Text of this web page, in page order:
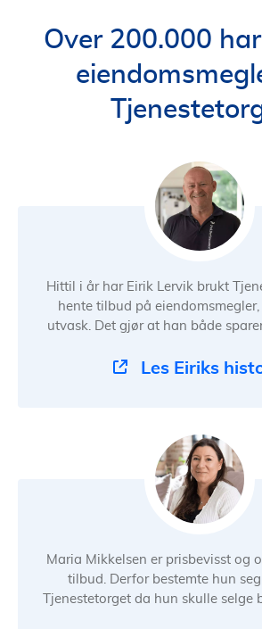
Over 200.000
Hittil i år har Eirik Lervik brukt
hente tilbud på
utvask. Det gjør at han både
Les Eiriks
Maria Mikkelsen er prisbevisst og
tilbud. Derfor bestemte hun
Tjenestetorget da hun skulle selge